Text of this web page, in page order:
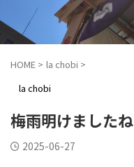
HOME > la chobi >
la chobi
梅雨明けましたね
2025-06-27